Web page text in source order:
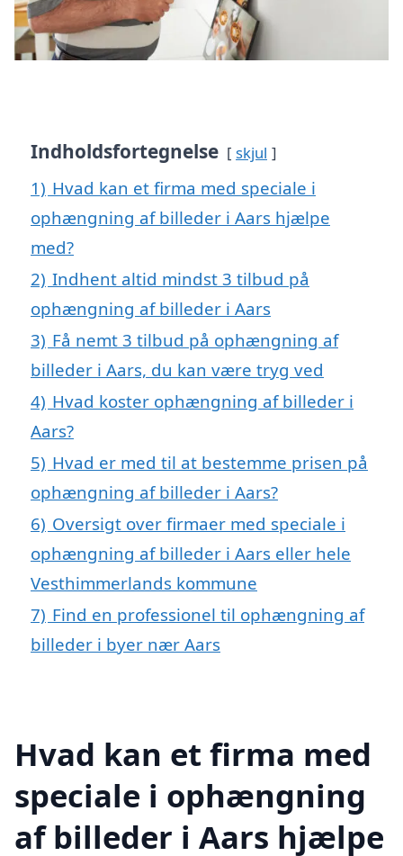
Indholdsfortegnelse skjul
1) Hvad kan et firma med speciale i
ophængning af billeder i Aars hjælpe
med?
2) Indhent altid mindst 3 tilbud på
ophængning af billeder i Aars
3) Få nemt 3 tilbud på ophængning af
billeder i Aars, du kan være tryg ved
4) Hvad koster ophængning af billeder i
Aars?
5) Hvad er med til at bestemme prisen på
ophængning af billeder i Aars?
6) Oversigt over firmaer med speciale i
ophængning af billeder i Aars eller hele
Vesthimmerlands kommune
7) Find en professionel til ophængning af
billeder i byer nær Aars
Hvad kan et firma med
speciale i ophængning
af billeder i Aars hjælpe